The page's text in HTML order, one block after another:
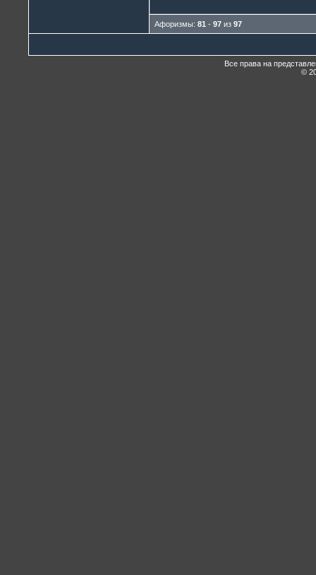
Афоризмы: 81 - 97 из 97
Все права на
©